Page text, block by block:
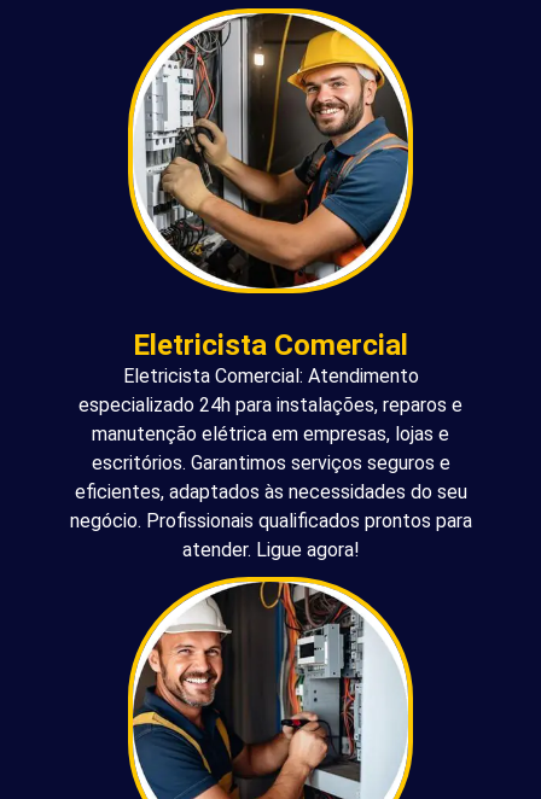
Eletricista Comercial
Eletricista Comercial: Atendimento
especializado 24h para instalações, reparos e
manutenção elétrica em empresas, lojas e
escritórios. Garantimos serviços seguros e
eficientes, adaptados às necessidades do seu
negócio. Profissionais qualificados prontos para
atender. Ligue agora!